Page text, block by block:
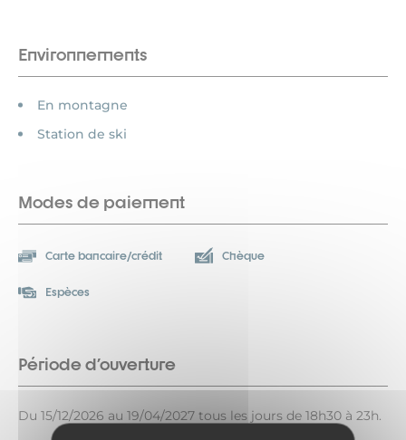
Environnements
En montagne
Station de ski
Modes de paiement
Carte bancaire/crédit Chèque
Espèces
Période d'ouverture
Du 15/12/2026 au 19/04/2027 tous les jours de 18h30 à 23h.